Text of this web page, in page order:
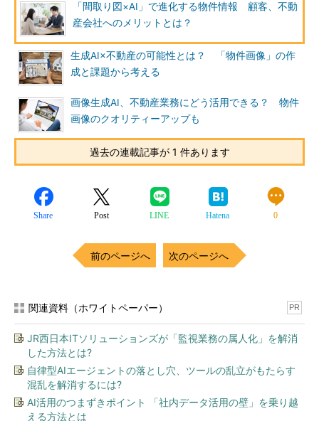
「間取り図×AI」で進化する物件情報 顧客、不動
産会社へのメリットとは？
生成AI×不動産の可能性とは？ 「物件画像」の作
成と課題から考える
画像生成AI、不動産業務にどう活用できる？ 物件
画像のクオリティーアップも
過去の連載記事が 1 件あります
Share Post LINE Hatena 0
前のページへ 次のページへ
関連資料（ホワイトペーパー） PR
JR西日本ITソリューションズが「監視業務の属人化」を解消
した方法とは?
自律型AIエージェントの落とし穴、ツールの乱立がもたらす
混乱を解消するには?
AI活用のつまずきポイント 「社内データ活用の壁」を乗り越
える方法とは